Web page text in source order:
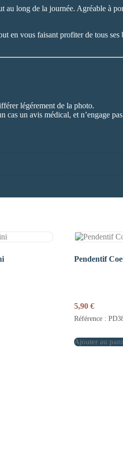
long de la journée. Agréable à
en vous faisant profiter de tous
légérement de la photo.
un avis médical, et n’engage
Pendentif
5,90€
Référence :
Ajouter au